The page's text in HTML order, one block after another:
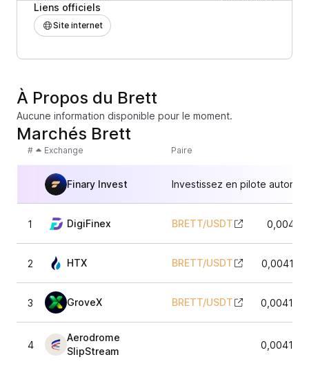
Liens officiels
Site internet
À Propos du Brett
Aucune information disponible pour le moment.
Marchés Brett
# Exchange Paire
Finary Invest Investissez en pilote
1 DigiFinex BRETT/USDT
2 HTX BRETT/USDT
3 GroveX BRETT/USDT
4
Aerodrome
SlipStream